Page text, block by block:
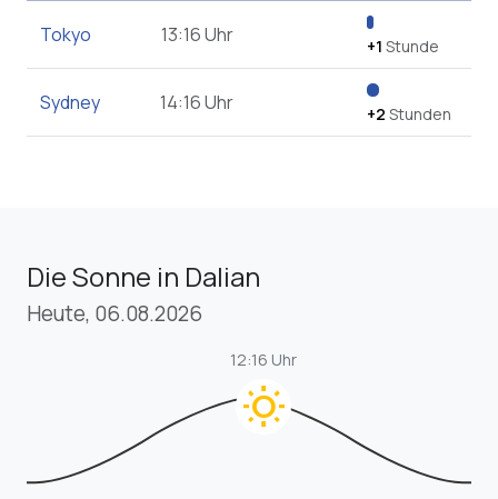
Tokyo 13:16 Uhr +1 Stunde
Sydney 14:16 Uhr +2 Stunden
Die Sonne in Dalian
Heute, 06.08.2026
wb_sunny
12:16 Uhr